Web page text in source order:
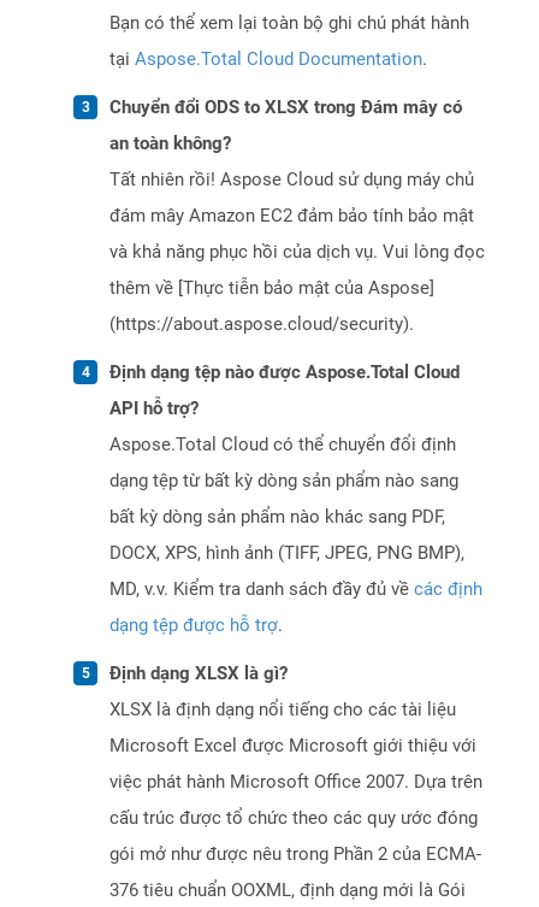
Bạn có thể xem lại toàn bộ ghi chú phát hành
tại Aspose.Total Cloud Documentation.
Chuyển đổi ODS to XLSX trong Đám mây có
an toàn không?
Tất nhiên rồi! Aspose Cloud sử dụng máy chủ
đám mây Amazon EC2 đảm bảo tính bảo mật
và khả năng phục hồi của dịch vụ. Vui lòng đọc
thêm về [Thực tiễn bảo mật của Aspose]
(https://about.aspose.cloud/security).
Định dạng tệp nào được Aspose.Total Cloud
API hỗ trợ?
Aspose.Total Cloud có thể chuyển đổi định
dạng tệp từ bất kỳ dòng sản phẩm nào sang
bất kỳ dòng sản phẩm nào khác sang PDF,
DOCX, XPS, hình ảnh (TIFF, JPEG, PNG BMP),
MD, v.v. Kiểm tra danh sách đầy đủ về các định
dạng tệp được hỗ trợ.
Định dạng XLSX là gì?
XLSX là định dạng nổi tiếng cho các tài liệu
Microsoft Excel được Microsoft giới thiệu với
việc phát hành Microsoft Office 2007. Dựa trên
cấu trúc được tổ chức theo các quy ước đóng
gói mở như được nêu trong Phần 2 của ECMA-
376 tiêu chuẩn OOXML, định dạng mới là Gói